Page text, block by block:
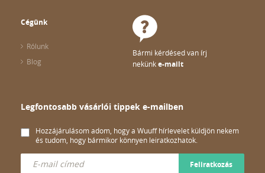
Cégünk
Rólunk
Blog
Bármi kérdésed van írj
nekünke-mailt
Legfontosabb vásárlói tippek e-mailben
Hozzájárulásom adom, hogy a Wuuff hírlevelet küldjön nekem
és tudom, hogy bármikor könnyen leiratkozhatok.
Feliratkozás